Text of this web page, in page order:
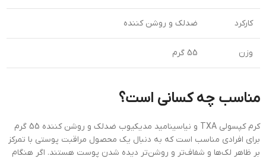
کارکرد ضدلک و روشن کننده
وزن 55 گرم
مناسب چه کسانی است؟
کرم کپسولی TXA و نیاسینامید مدیکیوب ضدلک و روشن کننده 55 گرم
برای افرادی مناسب است که به دنبال یک محصول مراقبت پوستی با تمرکز
بر ظاهر لک‌ها و شفاف‌تر و روشن‌تر دیده شدن پوست هستند. اگر هنگام